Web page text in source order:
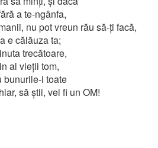
a te-ngânfa,
nu pot vreun rău să-ți facă,
e călăuza ta;
trecătoare,
al vieții tom,
bunurile-i toate
să știi, vei fi un OM!